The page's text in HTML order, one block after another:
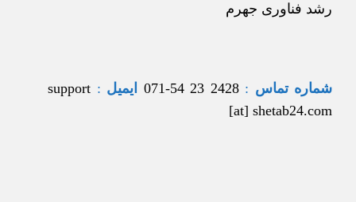
رشد فناوری جهرم
شماره تماس :
2428 23 54-071 ایمیل :
support
[at] shetab24.com